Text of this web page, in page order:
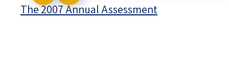
The 2007 Annual Assessment